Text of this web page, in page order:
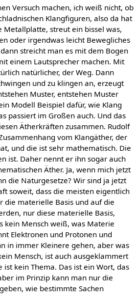
Versuch machen, ich weiß nicht, ob
Klangfiguren, also da hat
streut ein bissel was,
oder irgendwas leicht Bewegliches
streicht man es mit dem Bogen
einem Lautsprecher machen. Mit
natürlicher, der Weg. Dann
und zu klingen an, erzeugt
Muster, entstehen Muster
Modell Beispiel dafür, wie Klang
passiert im Großen auch. Und das
Ätherkräften zusammen. Rudolf
vom Klangäther, der
und die ist sehr mathematisch. Die
ist. Daher nennt er ihn sogar auch
Äther. Ja, wenn mich jetzt
die Naturgesetze? Wir sind ja jetzt
soweit, dass die meisten eigentlich
die materielle Basis und auf die
nur diese materielle Basis,
kein Mensch weiß, was Materie
Elektronen und Protonen und
in immer Kleinere gehen, aber was
Mensch, ist auch ausgeklammert
ist kein Thema. Das ist ein Wort, das
im Prinzip kann man nur die
wie bestimmte Sachen